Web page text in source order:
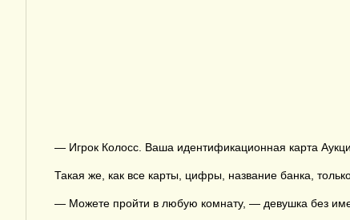
— Игрок Колосс. Ваша идентификационная карта
Такая же, как все карты, цифры, название банка,
— Можете пройти в любую комнату, — девушка без